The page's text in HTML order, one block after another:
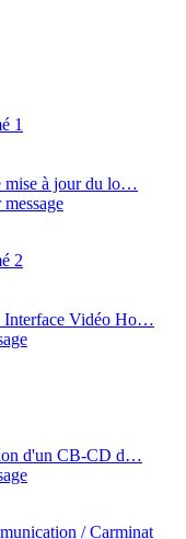
1
mise à jour du lo…
2
Interface Vidéo Ho…
d'un CB-CD d…
/ Carminat